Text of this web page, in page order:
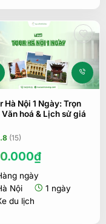
Hà Nội 1 Ngày: Trọn
hoá & Lịch sử giá
(15)
₫
ngày
Nội
1 ngày
du lịch